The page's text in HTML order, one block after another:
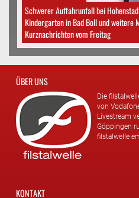
Schwerer Auffahrunfall bei
Kindergarten in Bad Boll und weitere
Kurznachrichten vom Freitag
ÜBER UNS
Die
von
Livestream
Göppingen
filstalwelle
KONTAKT